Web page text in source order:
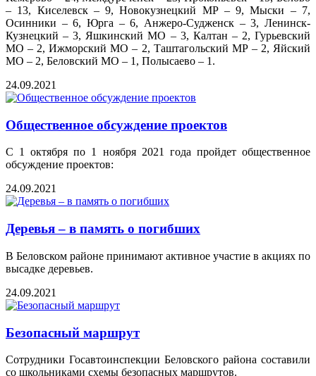
– 13, Киселевск – 9, Новокузнецкий МР – 9, Мыски – 7,
Осинники – 6, Юрга – 6, Анжеро-Судженск – 3, Ленинск-
Кузнецкий – 3, Яшкинский МО – 3, Калтан – 2, Гурьевский
МО – 2, Ижморский МО – 2, Таштагольский МР – 2, Яйский
МО – 2, Беловский МО – 1, Полысаево – 1.
24.09.2021
Общественное обсуждение проектов
С 1 октября по 1 ноября 2021 года пройдет общественное
обсуждение проектов:
24.09.2021
Деревья – в память о погибших
В Беловском районе принимают активное участие в акциях по
высадке деревьев.
24.09.2021
Безопасный маршрут
Сотрудники Госавтоинспекции Беловского района составили
со школьниками схемы безопасных маршрутов.